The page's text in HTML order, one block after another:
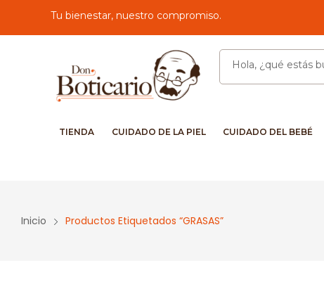
Tu bienestar, nuestro compromiso.
TIENDA CUIDADO DE LA PIEL CUIDADO DEL BEBÉ
Inicio Productos Etiquetados “GRASAS”